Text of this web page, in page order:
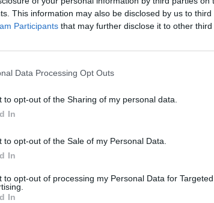
This information may also be disclosed by us to
Participants that may further disclose it to other third
Data Processing Opt Outs
to opt-out of the Sharing of my personal data.
In
to opt-out of the Sale of my Personal Data.
In
to opt-out of processing my Personal Data for Targeted
In
a fórum életében és szeretnél kérdezni a
onnan a fórumba. Ha még nincs
jelzése - ajándékozási és kereskedelmi akció